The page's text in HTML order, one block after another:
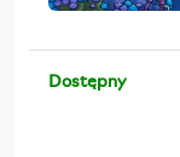
Dostępny